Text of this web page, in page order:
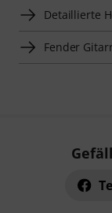
Detaillierte
Fender